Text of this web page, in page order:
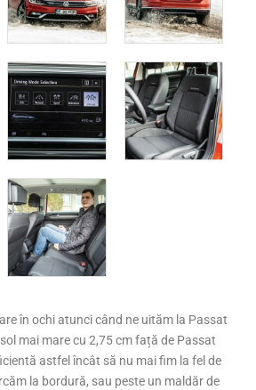
în ochi atunci când ne uităm la Passat
mai mare cu 2,75 cm față de Passat
astfel încât să nu mai fim la fel de
la bordură, sau peste un maldăr de